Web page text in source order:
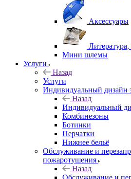
Аксессуары
Литература,
Мини шлемы
Услуги
Назад
Услуги
Индивидуальный дизайн
Назад
Индивидуальный
Комбинезоны
Ботинки
Перчатки
Нижнее бельё
Обслуживание и
пожаротушения
Назад
Обслуживание и